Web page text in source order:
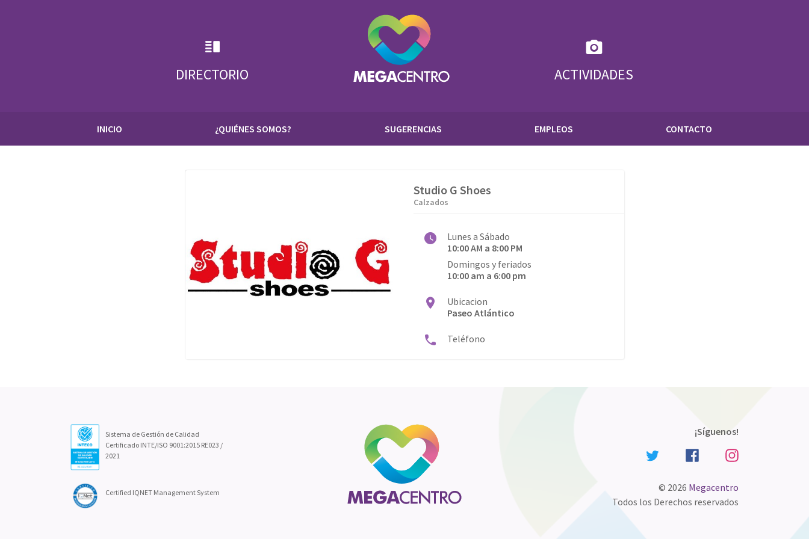
DIRECTORIO ACTIVIDADES
INICIO ¿QUIÉNES SOMOS? SUGERENCIAS EMPLEOS CONTACTO
Studio G Shoes
Calzados
Lunes a Sábado
10:00 AM a 8:00 PM
Domingos y feriados
10:00 am a 6:00 pm
Ubicacion
Paseo Atlántico
Teléfono
Sistema de Gestión de Calidad
Certificado INTE/ISO 9001:2015 RE023 /
2021
Certified IQNET Management System
¡Síguenos!
© 2026 Megacentro
Todos los Derechos reservados